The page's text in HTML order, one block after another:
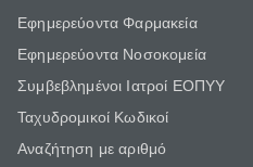
Εφημερεύοντα Φαρμακεία
Εφημερεύοντα Νοσοκομεία
Συμβεβλημένοι Ιατροί ΕΟΠΥΥ
Ταχυδρομικοί Κωδικοί
Αναζήτηση με αριθμό